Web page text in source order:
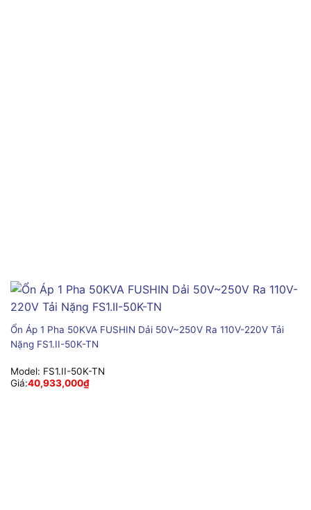
Ổn Áp 1 Pha 50KVA FUSHIN Dải 50V~250V Ra 110V-220V Tải
Nặng FS1.II-50K-TN
Model: FS1.II-50K-TN
Giá:40,933,000₫